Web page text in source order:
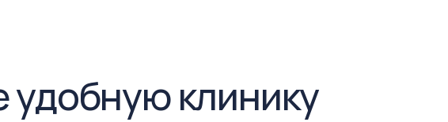
удобную клинику